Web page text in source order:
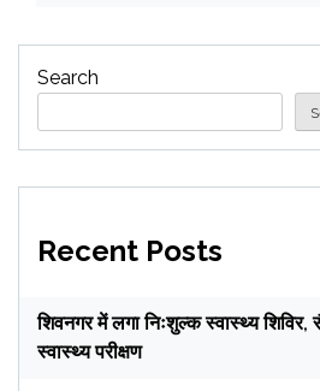
Search
Recent Posts
शिवनगर में लगा निःशुल्क स्वास्थ्य शिविर,
स्वास्थ्य परीक्षण